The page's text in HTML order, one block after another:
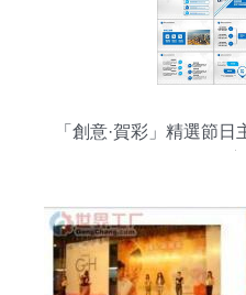
「創意·賀彩」精選節